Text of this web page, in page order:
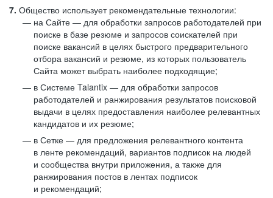
7. Общество использует рекомендательные технологии:
на Сайте — для обработки запросов работодателей при
поиске в базе резюме и запросов соискателей при
поиске вакансий в целях быстрого предварительного
отбора вакансий и резюме, из которых пользователь
Сайта может выбрать наиболее подходящие;
в Системе Talantix — для обработки запросов
работодателей и ранжирования результатов поисковой
выдачи в целях предоставления наиболее релевантных
кандидатов и их резюме;
в Сетке — для предложения релевантного контента
в ленте рекомендаций, вариантов подписок на людей
и сообщества внутри приложения, а также для
ранжирования постов в лентах подписок
и рекомендаций;